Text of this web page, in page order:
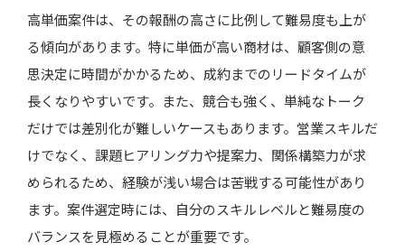
高単価案件は、その報酬の高さに比例して難易度も上が
る傾向があります。特に単価が高い商材は、顧客側の意
思決定に時間がかかるため、成約までのリードタイムが
長くなりやすいです。また、競合も強く、単純なトーク
だけでは差別化が難しいケースもあります。営業スキルだ
けでなく、課題ヒアリング力や提案力、関係構築力が求
められるため、経験が浅い場合は苦戦する可能性があり
ます。案件選定時には、自分のスキルレベルと難易度の
バランスを見極めることが重要です。